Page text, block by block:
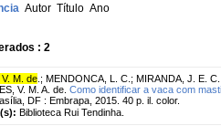
Autor Título Ano
: 2
M. de ; MENDONCA, L. C. ; MIRANDA, J. E. C.
V. M. A. de. Como identificar a vaca com
DF : Embrapa, 2015. 40 p. il. color.
Biblioteca Rui Tendinha.